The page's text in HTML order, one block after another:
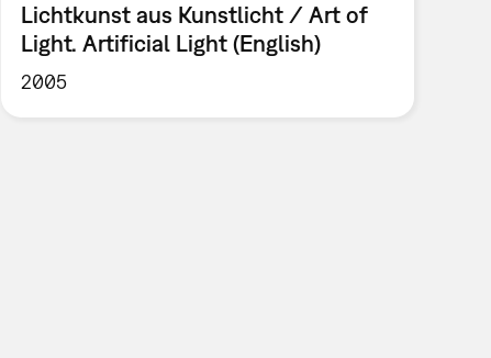
Lichtkunst aus Kunstlicht / Art of
Light. Artificial Light (English)
2005